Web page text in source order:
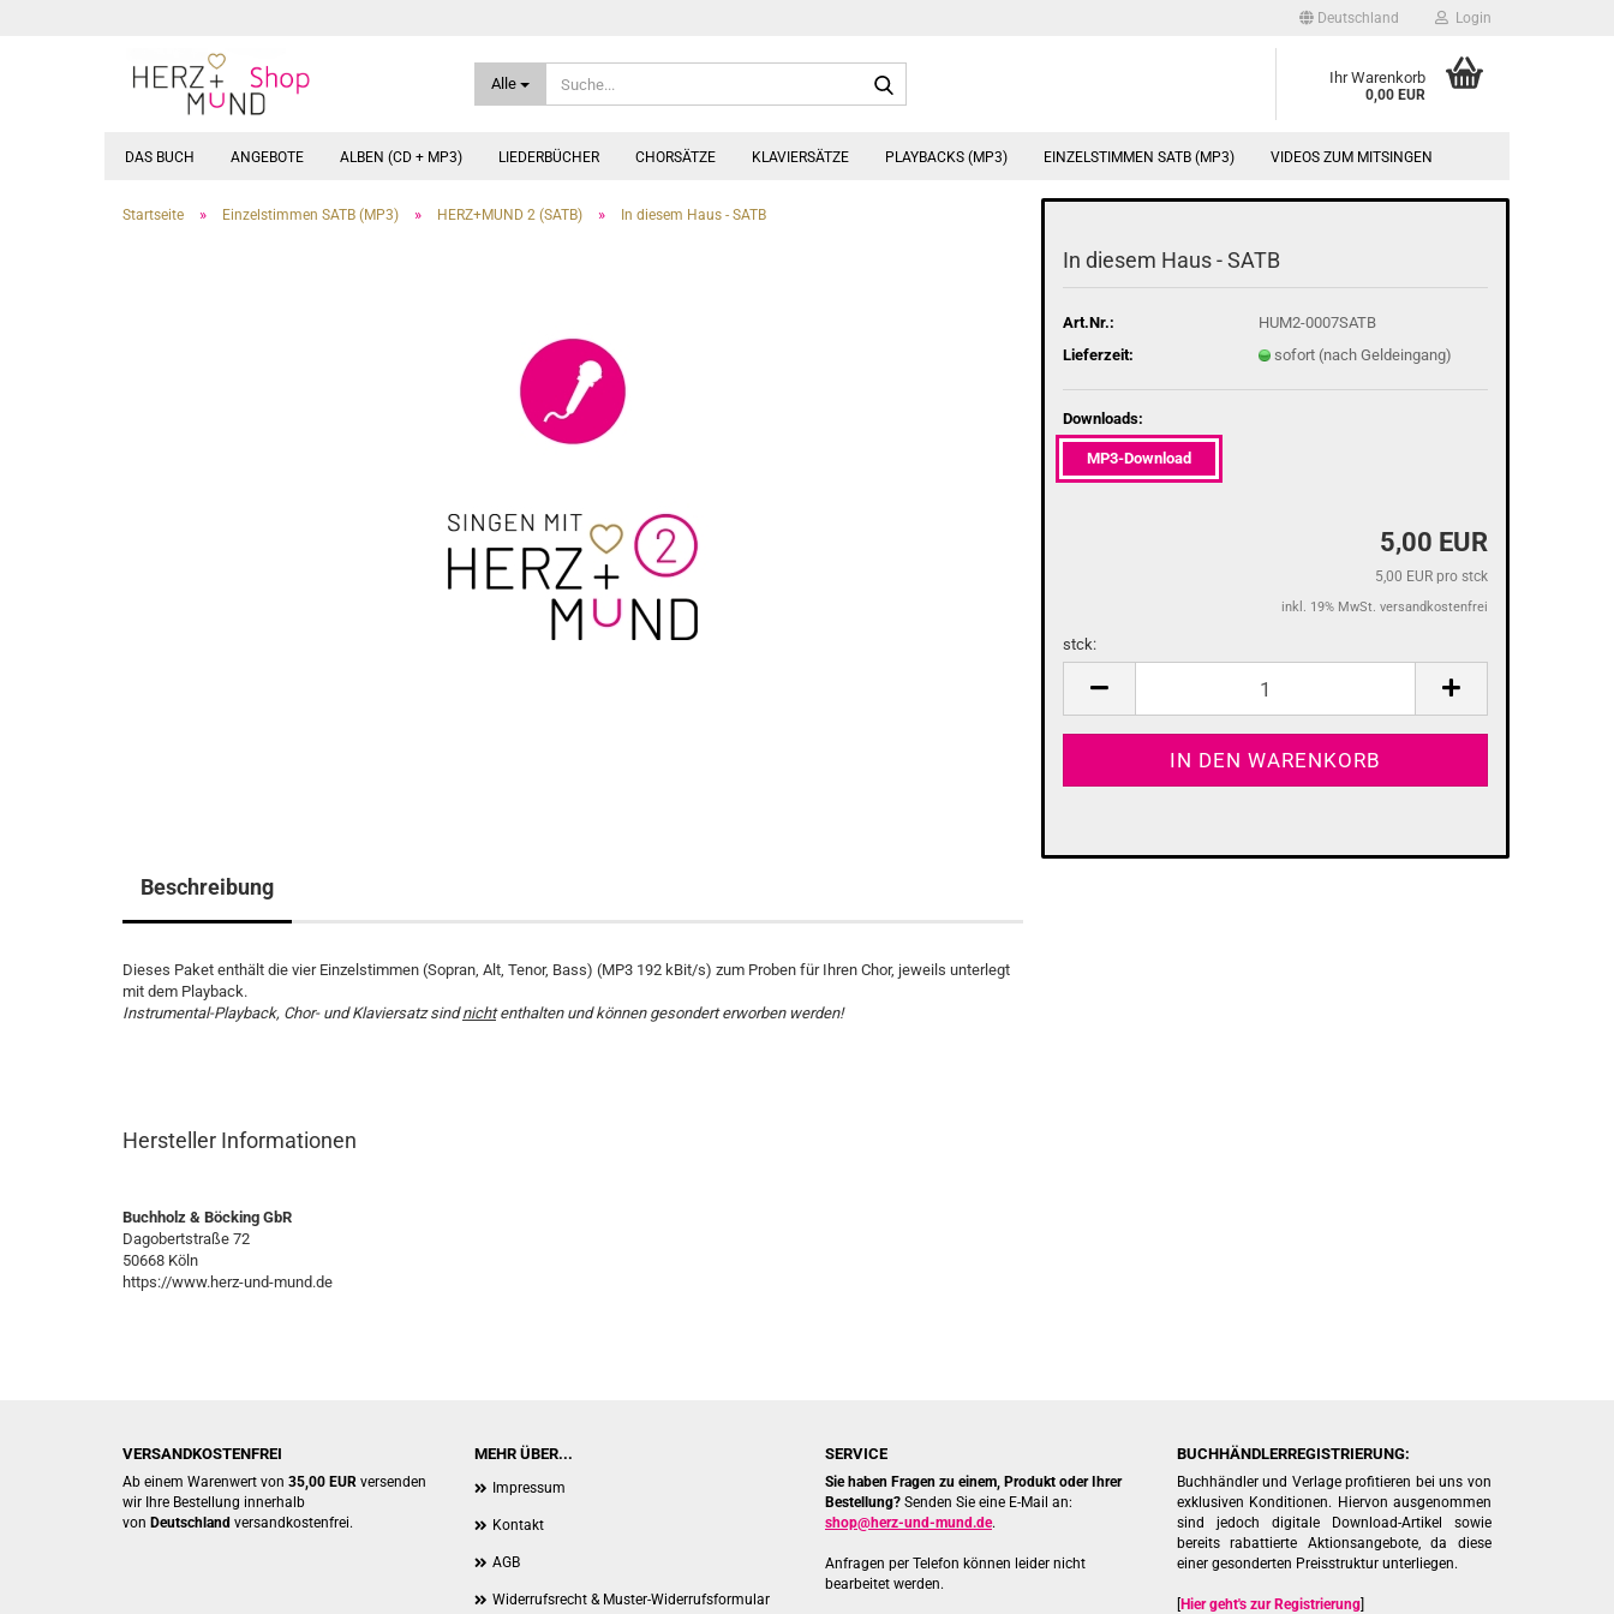
Deutschland Login
Alle Ihr Warenkorb
0,00 EUR
DAS BUCH ANGEBOTE ALBEN (CD + MP3) LIEDERBÜCHER CHORSÄTZE KLAVIERSÄTZE PLAYBACKS (MP3) EINZELSTIMMEN SATB (MP3) VIDEOS ZUM MITSINGEN
Startseite » Einzelstimmen SATB (MP3) » HERZ+MUND 2 (SATB) » In diesem Haus - SATB
In die­sem Haus - SATB
Art.Nr.:
HUM2-0007SATB
Lieferzeit:
sofort (nach Geldeingang)
Downloads:
MP3-Download
5,00 EUR
5,00 EUR pro stck
inkl. 19% MwSt. versandkostenfrei
stck:
stck
Beschreibung
Dieses Paket enthält die vier Einzelstimmen (Sopran, Alt, Tenor, Bass) (MP3 192 kBit/s) zum Proben für Ihren Chor, jeweils unterlegt
mit dem Playback.
Instrumental-Playback, Chor- und Klaviersatz sindnichtenthalten und können gesondert erworben werden!
Hersteller Informationen
Buchholz & Böcking GbR
Dagobertstraße 72
50668 Köln
https://www.herz-und-mund.de
MEHR ÜBER...
Impressum
Kontakt
AGB
Widerrufsrecht & Muster-Widerrufsformular
SERVICE
Sie haben Fragen zu einem, Produkt oder Ihrer
Bestellung? Senden Sie eine E-Mail an:
shop@herz-und-mund.de.
Anfragen per Telefon können leider nicht
bearbeitet werden.
BUCHHÄNDLERREGISTRIERUNG:
Buchhändler und Verlage profitieren bei uns von
exklusiven Konditionen. Hiervon ausgenommen
sind jedoch digitale Download-Artikel sowie
bereits rabattierte Aktionsangebote, da diese
einer gesonderten Preisstruktur unterliegen.
Hier geht's zur Registrierung]
VERSANDKOSTENFREI
Ab einem Warenwert von 35,00 EUR versenden
wir Ihre Bestellung innerhalb
von Deutschland versandkostenfrei.